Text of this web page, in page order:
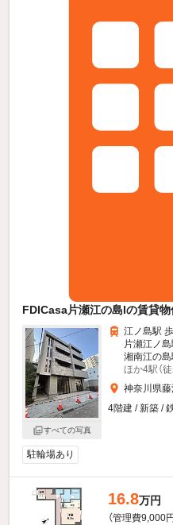
FDICasa片瀬江の島Iの賃貸物
すべての写真
江ノ島駅 歩
片瀬江ノ
湘南江の
ほか4駅（
神奈川県
4階建 / 新築 /
駐輪場あり
16.8万円
（管理費9,000円